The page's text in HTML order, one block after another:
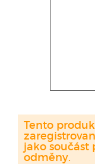
Tento
jako součást
odměny.